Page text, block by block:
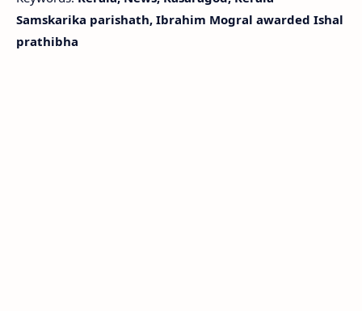
Samskarika parishath, Ibrahim Mogral awarded Ishal
prathibha